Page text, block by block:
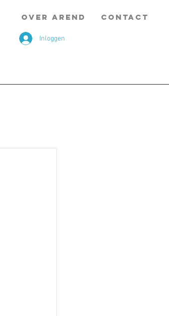
OVER AREND CONTACT
Inloggen